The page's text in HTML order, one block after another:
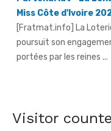
[Fratmat.info] La
portées par les reines ...
[Fratmat.info] Le
Visitor